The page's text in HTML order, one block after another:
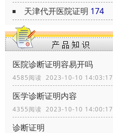
天津代开医院证明 174
医院诊断证明容易开吗
4585阅读 2023-10-10 14:03:17
医学诊断证明内容
4355阅读 2023-10-10 14:00:17
诊断证明